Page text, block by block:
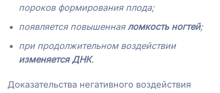
пороков формирования плода;
появляется повышеннаяломкость ногтей;
при продолжительном воздействии
изменяется ДНК.
Доказательства негативного воздействия